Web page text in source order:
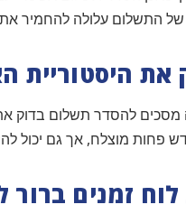
של התשלום עלולה להחמיר
להסדר תשלום בדוק
פחות מוצלח, אך גם יכול